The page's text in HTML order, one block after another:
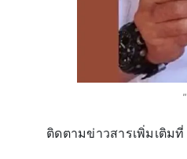
ติดตามข่าวสารเพิ่มเติมที่